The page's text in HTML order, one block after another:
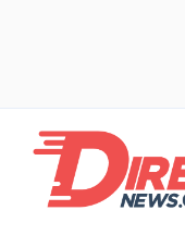
contenuto